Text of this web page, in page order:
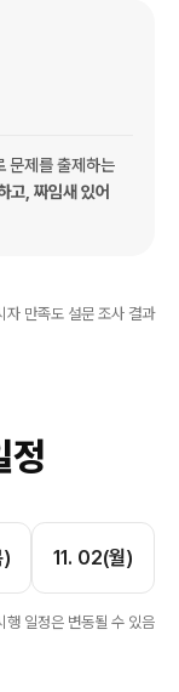
문제를 출제하는
고, 짜임새 있어
만족도 설문 조사 결과
정
) 11. 02(월)
행 일정은 변동될 수 있음